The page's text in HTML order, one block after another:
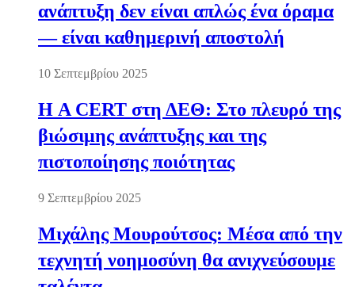
ανάπτυξη δεν είναι απλώς ένα όραμα
— είναι καθημερινή αποστολή
10 Σεπτεμβρίου 2025
Η A CERT στη ΔΕΘ: Στο πλευρό της
βιώσιμης ανάπτυξης και της
πιστοποίησης ποιότητας
9 Σεπτεμβρίου 2025
Μιχάλης Μουρούτσος: Μέσα από την
τεχνητή νοημοσύνη θα ανιχνεύσουμε